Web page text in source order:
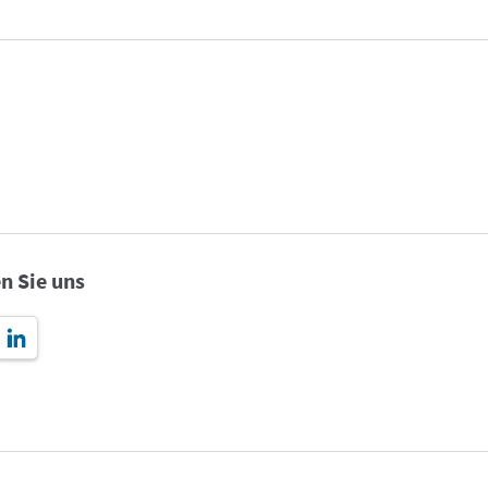
Sie uns